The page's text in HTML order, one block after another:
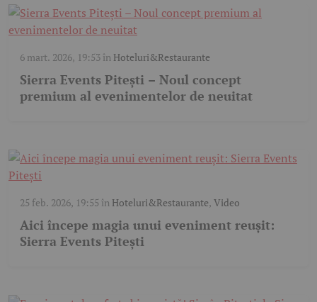
6 mart. 2026, 19:53 în Hoteluri&Restaurante
Sierra Events Pitești – Noul concept
premium al evenimentelor de neuitat
25 feb. 2026, 19:55 în Hoteluri&Restaurante, Video
Aici începe magia unui eveniment reușit:
Sierra Events Pitești